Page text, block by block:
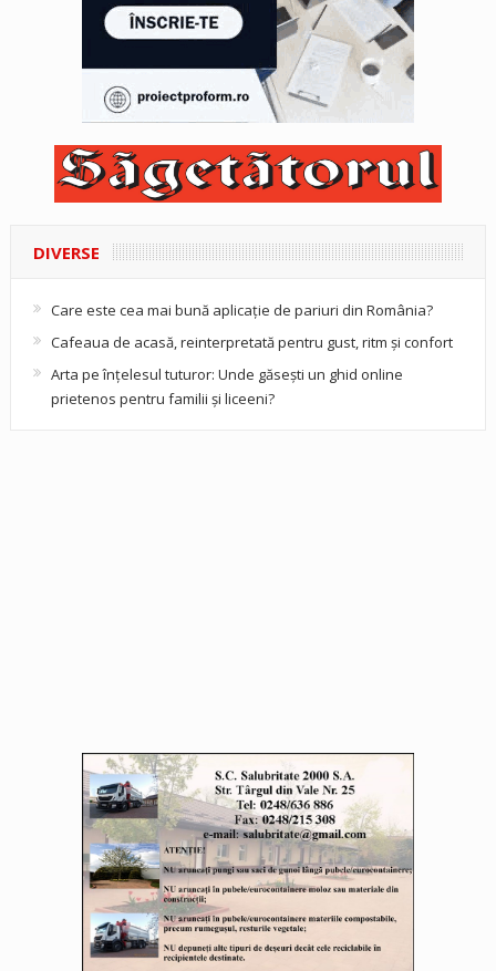
DIVERSE
Care este cea mai bună aplicație de pariuri din România?
Cafeaua de acasă, reinterpretată pentru gust, ritm și confort
Arta pe înțelesul tuturor: Unde găsești un ghid online
prietenos pentru familii și liceeni?